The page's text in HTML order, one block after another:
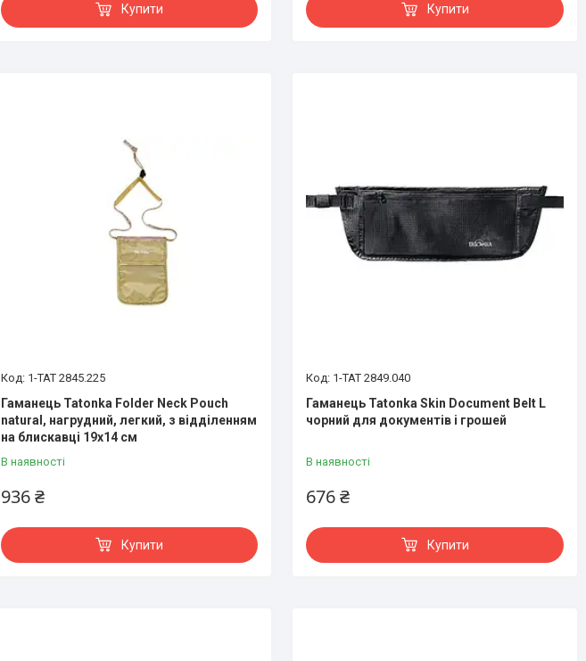
Купити Купити
1-TAT 2845.225
Гаманець Tatonka Folder Neck Pouch
natural, нагрудний, легкий, з відділенням
на блискавці 19x14 см
В наявності
936 ₴
Купити
1-TAT 2849.040
Гаманець Tatonka Skin Document Belt L
чорний для документів і грошей
В наявності
676 ₴
Купити